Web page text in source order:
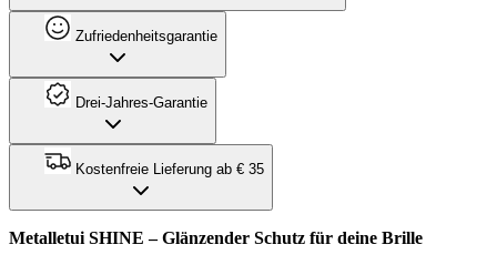
Zufriedenheitsgarantie
Drei-Jahres-Garantie
Kostenfreie Lieferung ab € 35
Metalletui SHINE – Glänzender Schutz für deine Brille